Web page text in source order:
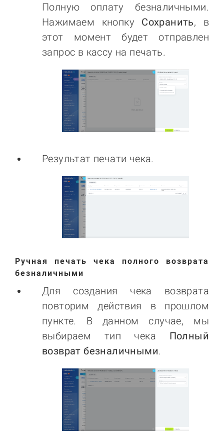
Полную оплату безналичными.
Нажимаем кнопку Сохранить, в
этот момент будет отправлен
запрос в кассу на печать.
Результат печати чека.
Ручная печать чека полного возврата
безналичными
Для создания чека возврата
повторим действия в прошлом
пункте. В данном случае, мы
выбираем тип чека Полный
возврат безналичными.